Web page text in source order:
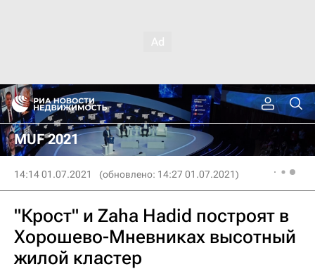
MUF 2021
14:14 01.07.2021 (обновлено: 14:27 01.07.2021)
"Крост" и Zaha Hadid построят в
Хорошево-Мневниках высотный
жилой кластер